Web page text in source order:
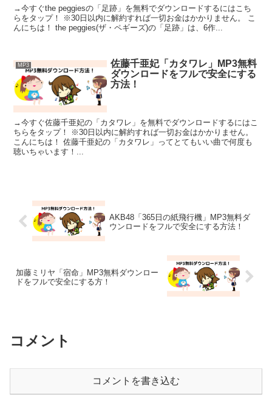
→今すぐthe peggiesの「足跡」を無料でダウンロードするにはこち
らをタップ！ ※30日以内に解約すれば一切お金はかかりません。 こ
んにちは！ the peggies(ザ・ペギーズ)の「足跡」は、6作...
MP3
佐藤千亜妃「カタワレ」MP3無料
ダウンロードをフルで安全にする
方法！
→今すぐ佐藤千亜妃の「カタワレ」を無料でダウンロードするにはこ
ちらをタップ！ ※30日以内に解約すれば一切お金はかかりません。
こんにちは！ 佐藤千亜妃の「カタワレ」ってとてもいい曲で何度も
聴いちゃいます！...
AKB48「365日の紙飛行機」MP3無料ダ
ウンロードをフルで安全にする方法！
加藤ミリヤ「宿命」MP3無料ダウンロー
ドをフルで安全にする方！
コメント
コメントを書き込む